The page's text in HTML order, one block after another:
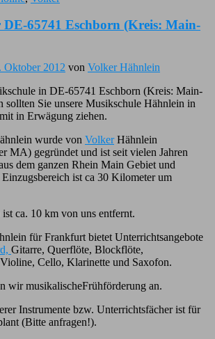
65741 Eschborn (Kreis: Main-
Oktober 2012 von Volker Hähnlein
in DE-65741 Eschborn (Kreis: Main-
sollten Sie unsere Musikschule Hähnlein in
in Erwägung ziehen.
wurde von VolkerHähnlein
MA) gegründet und ist seit vielen Jahren
dem ganzen Rhein Main Gebiet und
Einzugsbereich ist ca 30 Kilometer um
ca. 10 km von uns entfernt.
für Frankfurt bietet Unterrichtsangebote
Gitarre, Querflöte, Blockflöte,
Cello, Klarinette und Saxofon.
wir musikalischeFrühförderung an.
Instrumente bzw. Unterrichtsfächer ist für
(Bitte anfragen!).